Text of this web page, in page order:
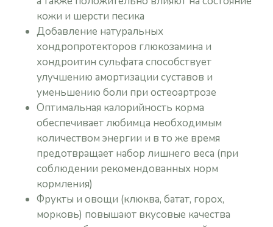
кожи и шерсти песика
Добавление натуральных
хондропротекторов глюкозамина и
хондроитин сульфата способствует
улучшению амортизации суставов и
уменьшению боли при остеоартрозе
Оптимальная калорийность корма
обеспечивает любимца необходимым
количеством энергии и в то же время
предотвращает набор лишнего веса (при
соблюдении рекомендованных норм
кормления)
Фрукты и овощи (клюква, батат, горох,
морковь) повышают вкусовые качества